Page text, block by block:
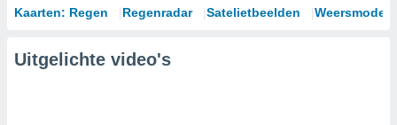
Kaarten: Regen Regenradar Satelietbeelden
Uitgelichte video's